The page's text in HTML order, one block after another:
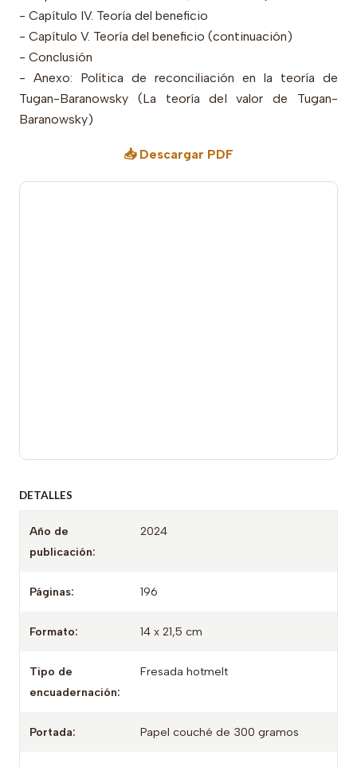
- Capítulo IV. Teoría del beneficio
- Capítulo V. Teoría del beneficio (continuación)
- Conclusión
- Anexo: Política de reconciliación en la teoría de
Tugan-Baranowsky (La teoría del valor de Tugan-
Baranowsky)
📥 Descargar PDF
DETALLES
Año de
publicación:
2024
Páginas: 196
Formato: 14 x 21,5 cm
Tipo de
encuadernación:
Fresada hotmelt
Portada: Papel couché de 300 gramos